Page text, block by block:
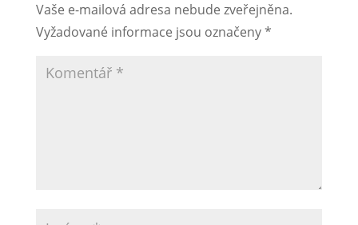
Vaše e-mailová adresa nebude zveřejněna.
Vyžadované informace jsou označeny*